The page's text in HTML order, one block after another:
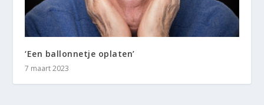
‘Een ballonnetje oplaten’
7 maart 2023